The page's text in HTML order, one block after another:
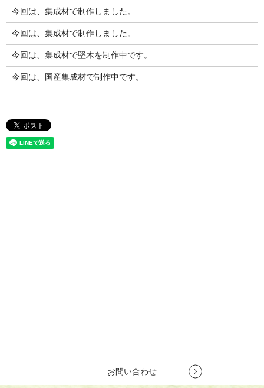
今回は、集成材で制作しました。
今回は、集成材で制作しました。
今回は、集成材で堅木を制作中です。
今回は、国産集成材で制作中です。
お問い合わせ